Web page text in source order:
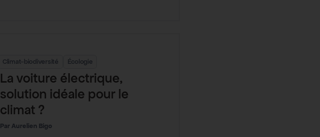
Climat-biodiversité Écologie
La voiture électrique,
solution idéale pour le
climat ?
Aurelien Bigo